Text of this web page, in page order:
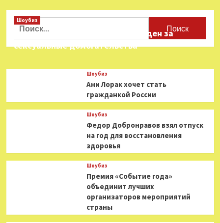
Найти:
Шоубиз
Звезда «Игры в кальмара» осужден за
сексуальные домогательства
Шоубиз
Ани Лорак хочет стать
гражданкой России
Шоубиз
Федор Добронравов взял отпуск
на год для восстановления
здоровья
Шоубиз
Премия «Событие года»
объединит лучших
организаторов мероприятий
страны